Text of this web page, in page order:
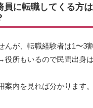
員に転職してくる方
んが、転職経験者は1〜3
役所もいるので民間出身
案内を見れば分かります。